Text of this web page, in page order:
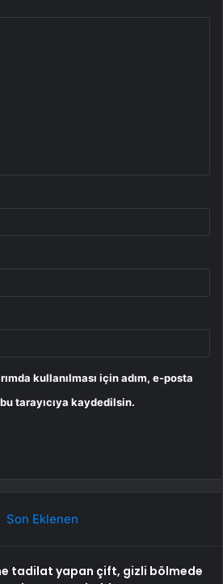
kullanılması için adım, e-posta
tarayıcıya kaydedilsin.
Son Eklenen
tadilat yapan çift, gizli bölmede